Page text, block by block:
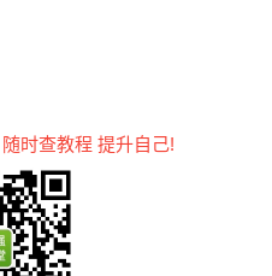
时查教程 提升自己!